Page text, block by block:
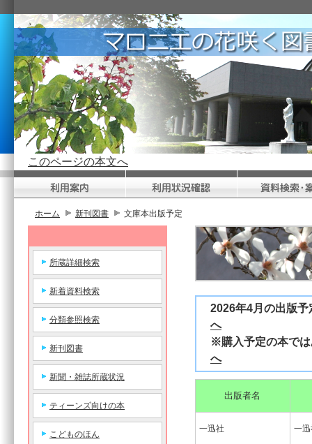
このページの本文へ
ホーム 新刊図書 文庫本出版予定
所蔵詳細検索
新着資料検索
分類参照検索
新刊図書
新聞・雑誌所蔵状況
ティーンズ向けの本
こどものほん
2026年4月の出版予
へ
※購入予定の
へ
出版者名
一迅社 一